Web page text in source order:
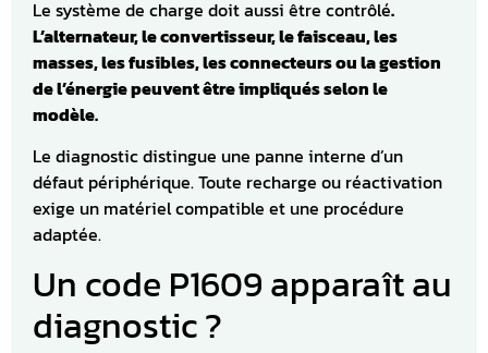
Le système de charge doit aussi être contrôlé.
L’alternateur, le convertisseur, le faisceau, les
masses, les fusibles, les connecteurs ou la gestion
de l’énergie peuvent être impliqués selon le
modèle.
Le diagnostic distingue une panne interne d’un
défaut périphérique. Toute recharge ou réactivation
exige un matériel compatible et une procédure
adaptée.
Un code P1609 apparaît au
diagnostic ?